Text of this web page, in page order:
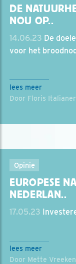
DE
NOU OP..
14.06.23 De
voor het
lees meer
Door Floris Italianer
Opinie
EUROPESE
NEDERLAN..
17.05.23
lees meer
Door Mette Vreeken